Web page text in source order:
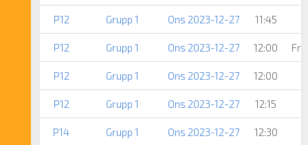
P12 Grupp 1 Ons 2023-12-27 11:45
P12 Grupp 1 Ons 2023-12-27 12:00
P12 Grupp 1 Ons 2023-12-27 12:00
P12 Grupp 1 Ons 2023-12-27 12:15
P14 Grupp 1 Ons 2023-12-27 12:30